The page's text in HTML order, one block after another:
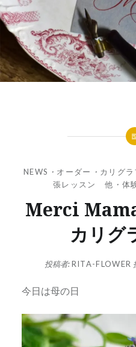
NEWS ・ オーダー ・ カリグ
張レッスン 他 ・ 体
Merci
カリグ
投稿者:RITA-FLOWER
今日は母の日